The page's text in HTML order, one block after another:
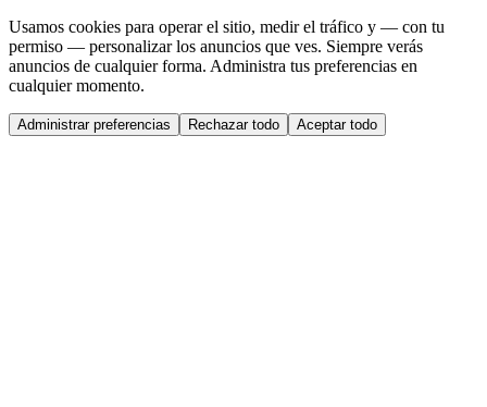
Usamos cookies para operar el sitio, medir el tráfico y — con tu
permiso — personalizar los anuncios que ves. Siempre verás
anuncios de cualquier forma. Administra tus preferencias en
cualquier momento.
Administrar preferencias Rechazar todo Aceptar todo